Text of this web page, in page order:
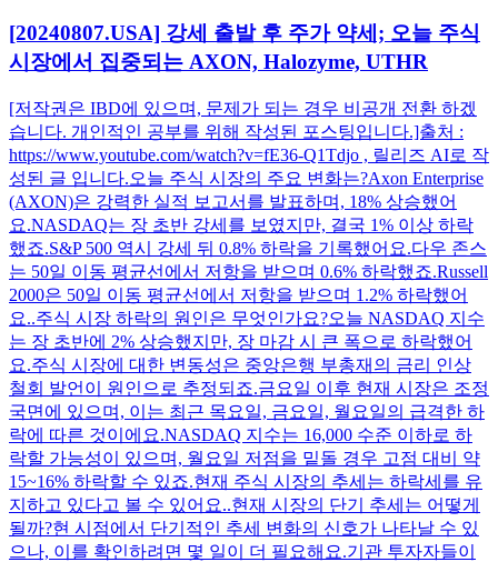
[20240807.USA] 강세 출발 후 주가 약세; 오늘 주식
시장에서 집중되는 AXON, Halozyme, UTHR
[저작권은 IBD에 있으며, 문제가 되는 경우 비공개 전환 하겠
습니다. 개인적인 공부를 위해 작성된 포스팅입니다.]출처 :
https://www.youtube.com/watch?v=fE36-Q1Tdjo , 릴리즈 AI로 작
성된 글 입니다.오늘 주식 시장의 주요 변화는?Axon Enterprise
(AXON)은 강력한 실적 보고서를 발표하며, 18% 상승했어
요.NASDAQ는 장 초반 강세를 보였지만, 결국 1% 이상 하락
했죠.S&P 500 역시 강세 뒤 0.8% 하락을 기록했어요.다우 존스
는 50일 이동 평균선에서 저항을 받으며 0.6% 하락했죠.Russell
2000은 50일 이동 평균선에서 저항을 받으며 1.2% 하락했어
요..주식 시장 하락의 원인은 무엇인가요?오늘 NASDAQ 지수
는 장 초반에 2% 상승했지만, 장 마감 시 큰 폭으로 하락했어
요.주식 시장에 대한 변동성은 중앙은행 부총재의 금리 인상
철회 발언이 원인으로 추정되죠.금요일 이후 현재 시장은 조정
국면에 있으며, 이는 최근 목요일, 금요일, 월요일의 급격한 하
락에 따른 것이에요.NASDAQ 지수는 16,000 수준 이하로 하
락할 가능성이 있으며, 월요일 저점을 밑돌 경우 고점 대비 약
15~16% 하락할 수 있죠.현재 주식 시장의 추세는 하락세를 유
지하고 있다고 볼 수 있어요..현재 시장의 단기 추세는 어떻게
될까?현 시점에서 단기적인 추세 변화의 신호가 나타날 수 있
으나, 이를 확인하려면 몇 일이 더 필요해요.기관 투자자들이